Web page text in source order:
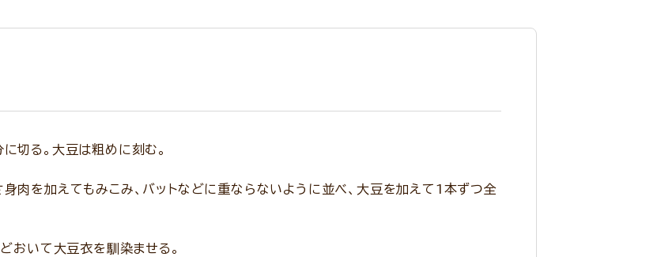
切る。大豆は粗めに刻む。
肉を加えてもみこみ、バットなどに重ならないように並べ、大豆を加えて1本ずつ全
おいて大豆衣を馴染ませる。